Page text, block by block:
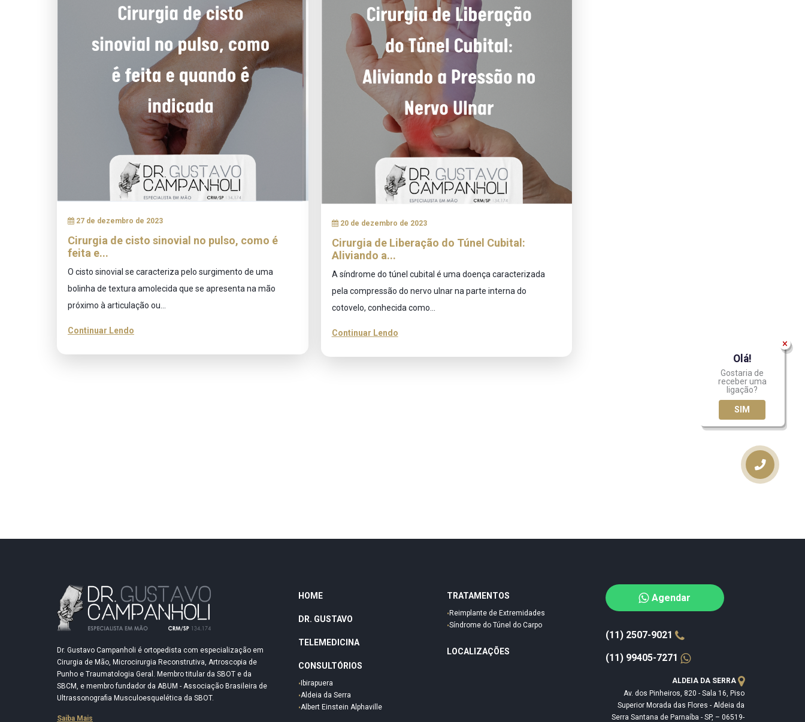
27 de dezembro de 2023
Cirurgia de cisto sinovial no pulso, como é
feita e...
O cisto sinovial se caracteriza pelo surgimento de uma
bolinha de textura amolecida que se apresenta na mão
próximo à articulação ou...
Continuar Lendo
20 de dezembro de 2023
Cirurgia de Liberação do Túnel Cubital:
Aliviando a...
A síndrome do túnel cubital é uma doença caracterizada
pela compressão do nervo ulnar na parte interna do
cotovelo, conhecida como...
Continuar Lendo
Dr. Gustavo Campanholi é ortopedista com especialização em
Cirurgia de Mão, Microcirurgia Reconstrutiva, Artroscopia de
Punho e Traumatologia Geral. Membro titular da SBOT e da
SBCM, e membro fundador da ABUM - Associação Brasileira de
Ultrassonografia Musculoesquelética da SBOT.
Saiba Mais
HOME
DR. GUSTAVO
TELEMEDICINA
CONSULTÓRIOS
Ibirapuera
Aldeia da Serra
Albert Einstein Alphaville
TRATAMENTOS
Reimplante de Extremidades
Síndrome do Túnel do Carpo
LOCALIZAÇÕES
Agendar
(11) 2507-9021
(11) 99405-7271
ALDEIA DA SERRA
Av. dos Pinheiros, 820 - Sala 16, Piso
Superior Morada das Flores - Aldeia da
Serra Santana de Parnaíba - SP, – 06519-
Olá!
Gostaria de
receber uma
ligação?
SIM